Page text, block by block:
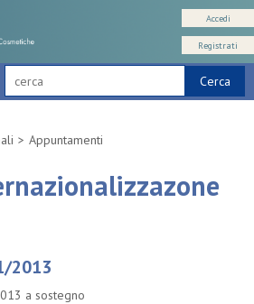
Cerca
Accedi
Registrati
Appuntamenti
2013
a sostegno